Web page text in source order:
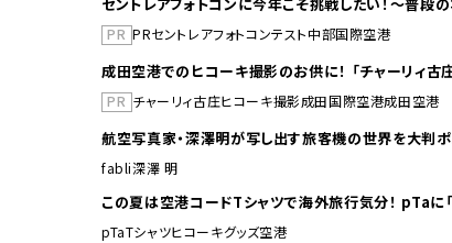
セントレアフォトコンに今年こそ挑戦したい！～普段
PR PRセントレアフォトコンテスト中部国際空港
成田空港でのヒコーキ撮影のお供に！ 「チャーリィ
PR チャーリィ古庄ヒコーキ撮影成田国際空港成田空港
航空写真家・深澤明が写し出す旅客機の世界を大判ポ
fabli深澤 明
この夏は空
pTaTシャツヒコーキグッズ空港